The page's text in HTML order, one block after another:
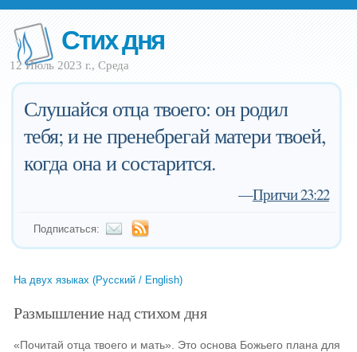
Стих дня
12 Июль 2023 г., Среда
Слушайся отца твоего: он родил
тебя; и не пренебрегай матери твоей,
когда она и состарится.
—Притчи 23:22
Подписаться:
На двух языках (Русский / English)
Размышление над стихом дня
«Почитай отца твоего и мать». Это основа Божьего плана для